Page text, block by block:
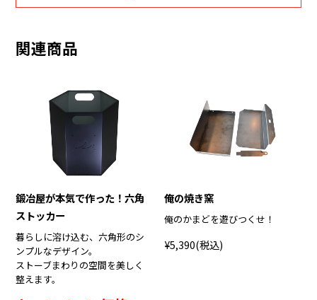
関連商品
鍛冶屋が本気で作った！六角
ストッカー
暮らしに溶け込む、六角形のシ
ンプルなデザイン。
ストーブまわりの空間を美しく
整えます。
俺の焼き窯
俺のかまどを遊びつくせ！
¥5,390(税込)